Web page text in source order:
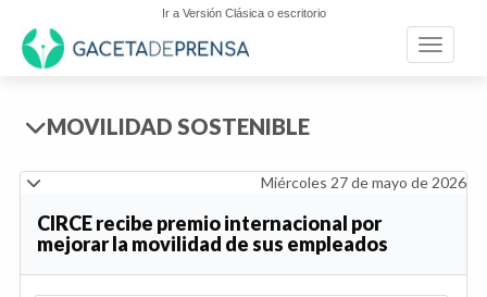
Ir a Versión Clásica o escritorio
Toggle
MOVILIDAD SOSTENIBLE
Miércoles 27 de mayo de 2026
CIRCE recibe premio internacional por
mejorar la movilidad de sus empleados